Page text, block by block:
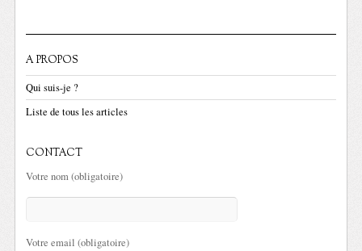
A PROPOS
Qui suis-je ?
Liste de tous les articles
CONTACT
Votre nom (obligatoire)
Votre email (obligatoire)